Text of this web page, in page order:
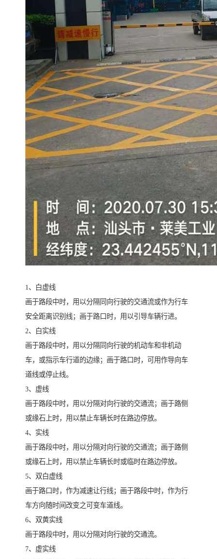
1、白虚线
画于路段中时，用以分隔同向行驶的交通流或作为行车
安全距离识别线；画于路口时，用以引导车辆行进。
2、白实线
画于路段中时，用以分隔同向行驶的机动车和非机动
车，或指示车行道的边缘；画于路口时，可用作导向车
道线或停止线。
3、虚线
画于路段中时，用以分隔对向行驶的交通流；画于路侧
或缘石上时，用以禁止车辆长时在路边停放。
4、实线
画于路段中时，用以分隔对向行驶的交通流；画于路侧
或缘石上时，用以禁止车辆长时或临时在路边停放。
5、双白虚线
画于路口时，作为减速让行线；画于路段中时，作为行
车方向随时间改变之可变车道线。
6、双黄实线
画于路段中时，用以分隔对向行驶的交通流。
7、虚实线